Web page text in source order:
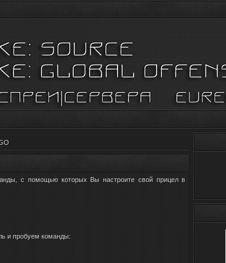
с помощью которых Вы настроите свой прицел в
и пробуем команды: